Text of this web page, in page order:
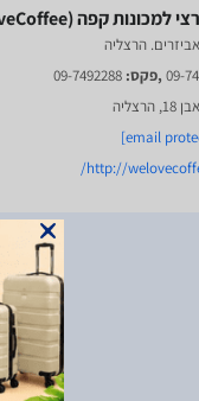
הרצליה
09-,פקס: 09-7492288
http://